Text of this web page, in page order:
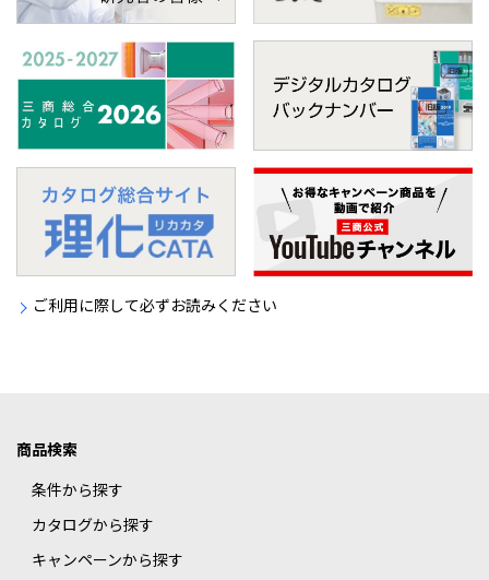
ご利用に際して必ずお読みください
商品検索
条件から探す
カタログから探す
キャンペーンから探す